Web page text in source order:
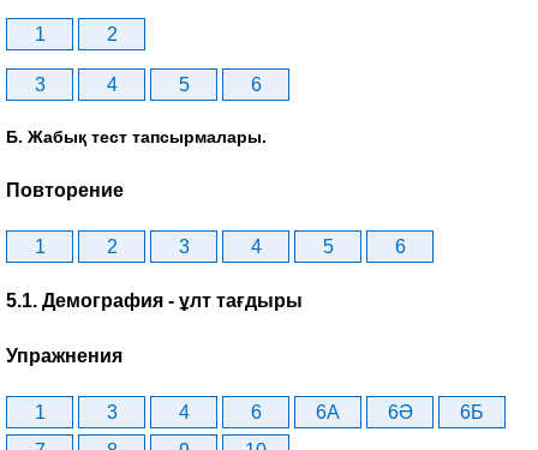
1 2
3 4 5 6
Б. Жабық тест тапсырмалары.
Повторение
1 2 3 4 5 6
5.1. Демография - ұлт тағдыры
Упражнения
1 3 4 6 6A 6Ә
6Б